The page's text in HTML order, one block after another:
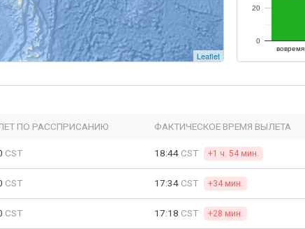
Leaflet
вовремя
0
20
ПО РАССПРИСАНИЮ ФАКТИЧЕСКОЕ ВРЕМЯ ВЫЛЕТА
CST 18:44 CST +1 ч. 54 мин.
CST 17:34 CST +34 мин.
CST 17:18 CST +28 мин.